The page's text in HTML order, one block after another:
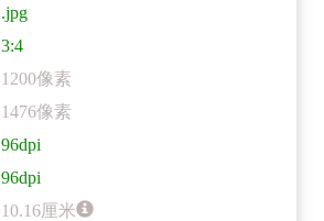
.jpg
3:4
1200像素
1476像素
96dpi
96dpi
10.16厘米